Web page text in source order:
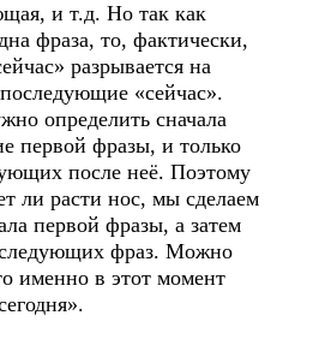
и т.д. Но так как
фраза, то, фактически,
разрывается на
«сейчас».
определить сначала
первой фразы, и только
после неё. Поэтому
ли расти нос, мы сделаем
первой фразы, а затем
фраз. Можно
именно в этот момент